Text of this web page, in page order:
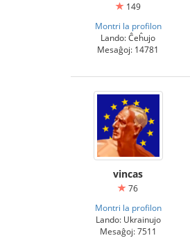
149
Montri la profilon
Lando: Ĉeĥujo
Mesaĝoj: 14781
vincas
76
Montri la profilon
Lando: Ukrainujo
Mesaĝoj: 7511